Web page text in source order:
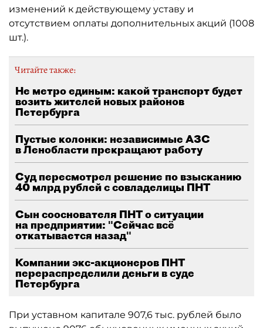
изменений к действующему уставу и
отсутствием оплаты дополнительных акций (1008
шт.).
Читайте также:
Не метро единым: какой транспорт будет
возить жителей новых районов
Петербурга
Пустые колонки: независимые АЗС
в Ленобласти прекращают работу
Суд пересмотрел решение по взысканию
40 млрд рублей с совладелицы ПНТ
Сын сооснователя ПНТ о ситуации
на предприятии: "Сейчас всё
откатывается назад"
Компании экс-акционеров ПНТ
перераспределили деньги в суде
Петербурга
При уставном капитале 907,6 тыс. рублей было